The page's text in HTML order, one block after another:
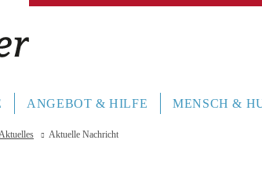
ANGEBOT & HILFE MENSCH &
Aktuelle Nachricht